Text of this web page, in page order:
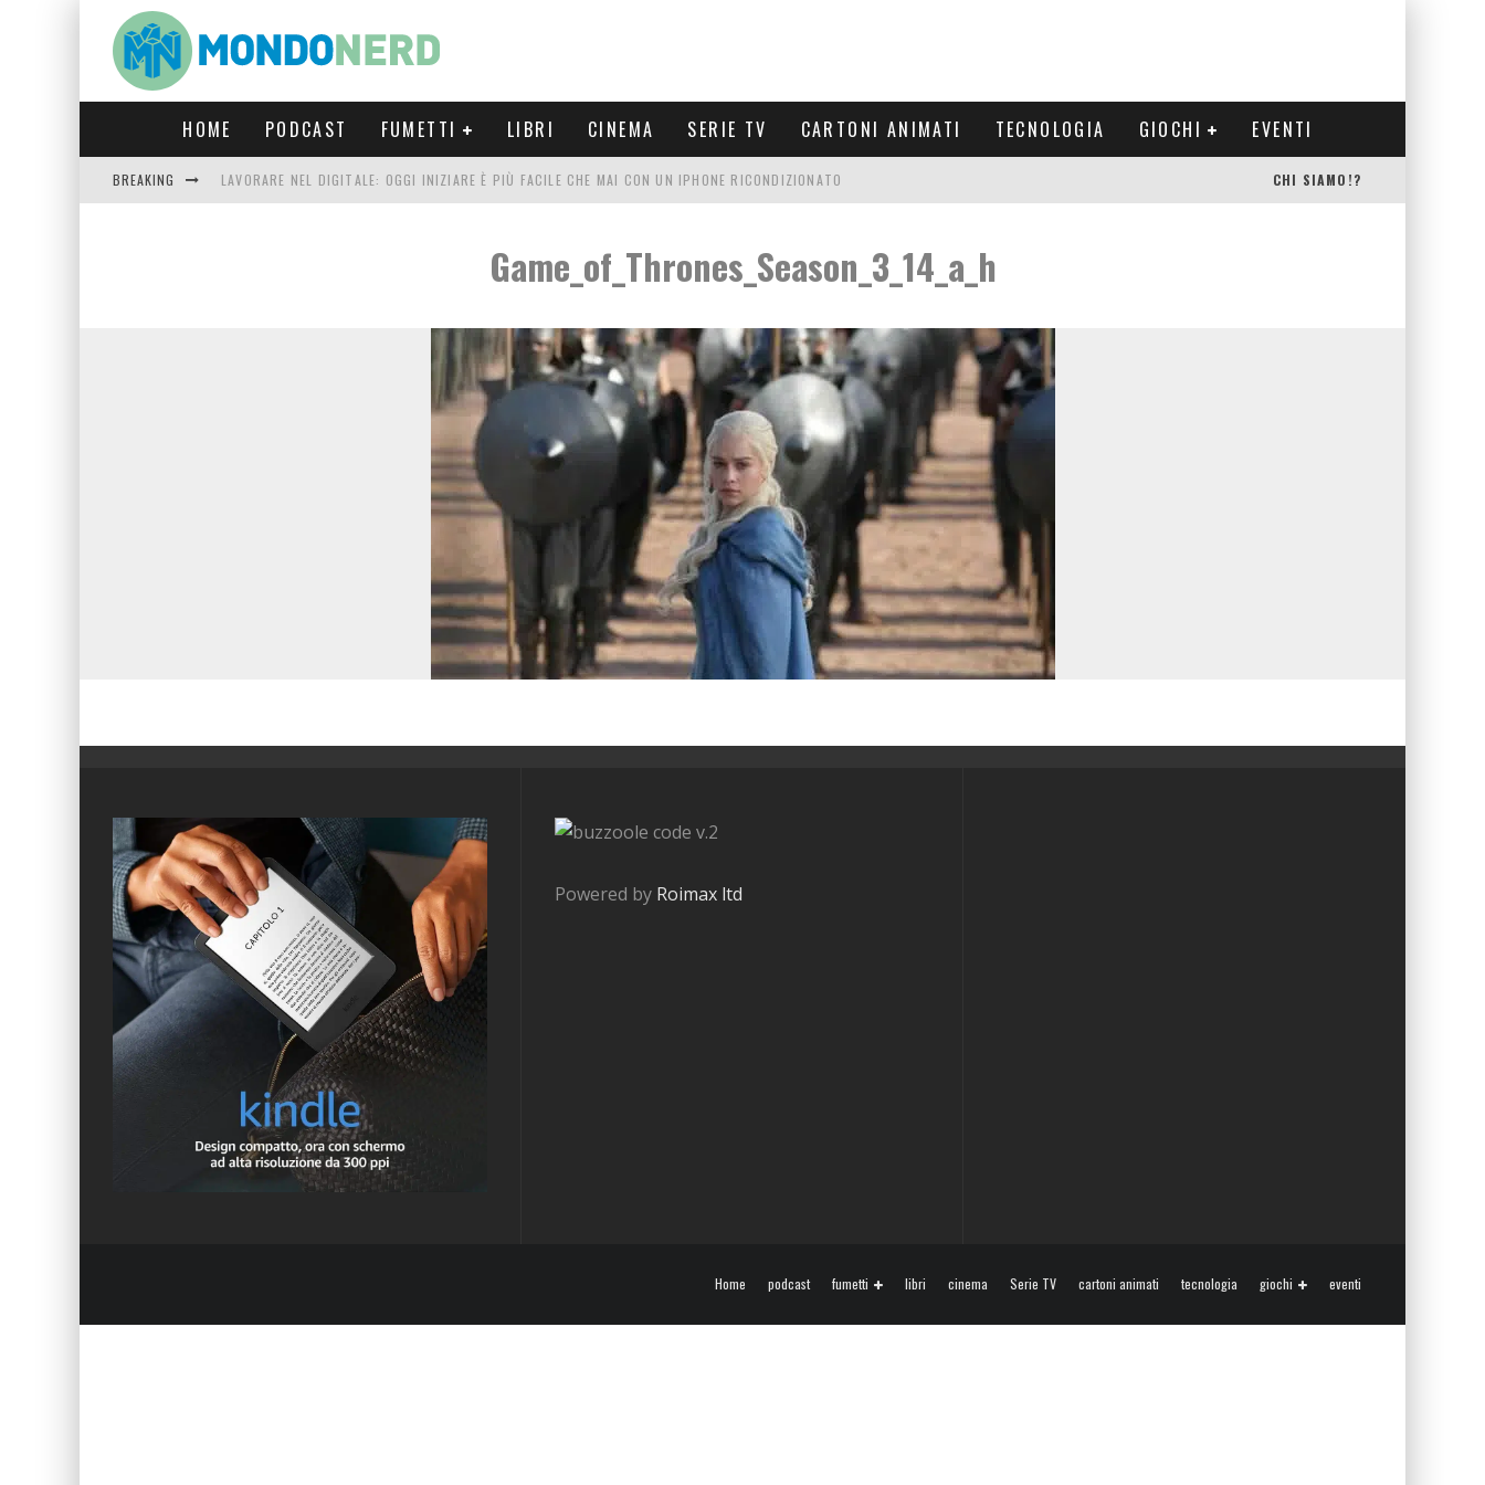
HOME PODCAST FUMETTI LIBRI CINEMA SERIE TV CARTONI ANIMATI TECNOLOGIA GIOCHI EVENTI
BREAKING LAVORARE NEL DIGITALE: OGGI INIZIARE È PIÙ FACILE CHE MAI CON UN IPHONE RICONDIZIONATO
LUCCA COMICS & GAMES 2023: COSA ASPETTARSI
CHI SIAMO!?
Game_of_Thrones_Season_3_14_a_h
v.2
Powered by Roimax ltd
Home podcast fumetti libri cinema Serie TV cartoni animati tecnologia giochi eventi